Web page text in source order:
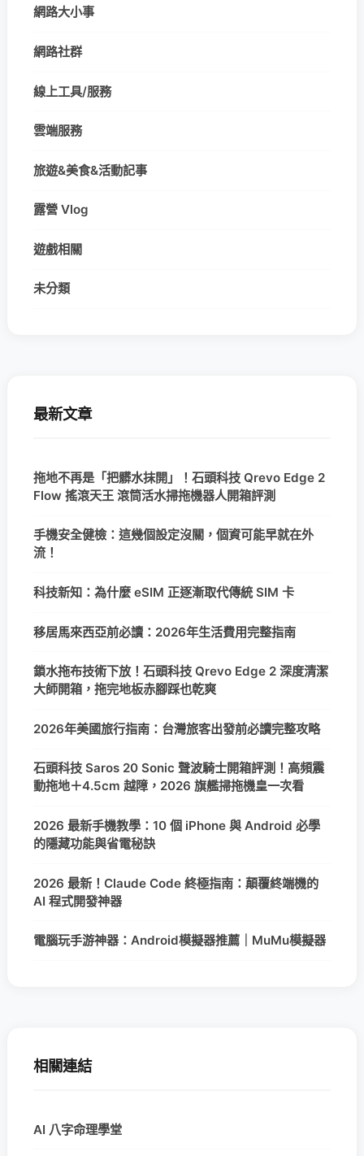
網路大小事
網路社群
線上工具/服務
雲端服務
旅遊&美食&活動記事
露營 Vlog
遊戲相關
未分類
最新文章
拖地不再是「把髒水抹開」！石頭科技 Qrevo Edge 2
Flow 搖滾天王 滾筒活水掃拖機器人開箱評測
手機安全健檢：這幾個設定沒關，個資可能早就在外
流！
科技新知：為什麼 eSIM 正逐漸取代傳統 SIM 卡
移居馬來西亞前必讀：2026年生活費用完整指南
鎖水拖布技術下放！石頭科技 Qrevo Edge 2 深度清潔
大師開箱，拖完地板赤腳踩也乾爽
2026年美國旅行指南：台灣旅客出發前必讀完整攻略
石頭科技 Saros 20 Sonic 聲波騎士開箱評測！高頻震
動拖地＋4.5cm 越障，2026 旗艦掃拖機皇一次看
2026 最新手機教學：10 個 iPhone 與 Android 必學
的隱藏功能與省電秘訣
2026 最新！Claude Code 終極指南：顛覆終端機的
AI 程式開發神器
電腦玩手游神器：Android模擬器推薦｜MuMu模擬器
相關連結
AI 八字命理學堂